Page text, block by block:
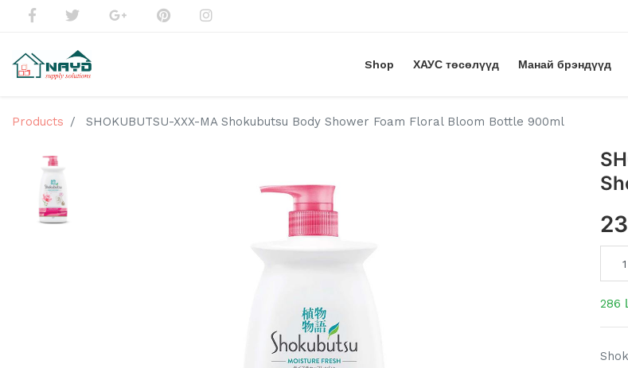
Shop ХАУС төсөлүүд Манай брэндүүд
Products SHOKUBUTSU-XXX-MA Shokubutsu Body Shower Foam Floral Bloom Bottle 900ml
286